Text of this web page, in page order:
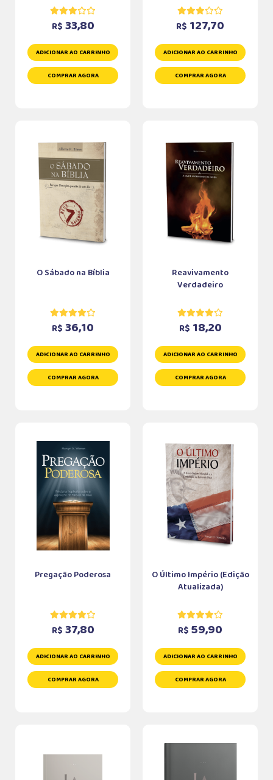
R$ 33,80
ADICIONAR AO CARRINHO
COMPRAR AGORA
R$ 127,70
ADICIONAR AO CARRINHO
COMPRAR AGORA
O Sábado na Bíblia
R$ 36,10
ADICIONAR AO CARRINHO
COMPRAR AGORA
Reavivamento
Verdadeiro
R$ 18,20
ADICIONAR AO CARRINHO
COMPRAR AGORA
Pregação Poderosa
R$ 37,80
ADICIONAR AO CARRINHO
COMPRAR AGORA
O Último Império (Edição
Atualizada)
R$ 59,90
ADICIONAR AO CARRINHO
COMPRAR AGORA